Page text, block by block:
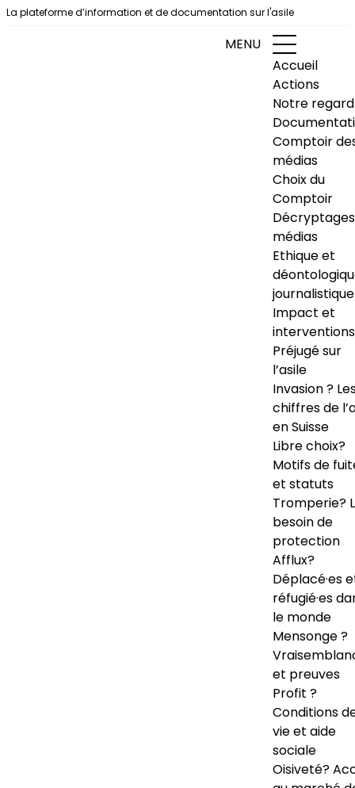
Aller au contenu
La plateforme d’information et de documentation sur l'asile
MENU
Accueil
Actions
Notre regard
Comptoir
médias
Choix du
Comptoir
Décryptages
médias
Ethique et
journalistique
Impact et
interventions
Préjugé sur
l’asile
Invasion ?
chiffres de
en Suisse
Libre choix?
Motifs de
et statuts
Tromperie?
besoin de
protection
Afflux?
Déplacé·es
réfugié·es
le monde
Mensonge ?
et preuves
Profit ?
Conditions
vie et aide
sociale
Oisiveté?